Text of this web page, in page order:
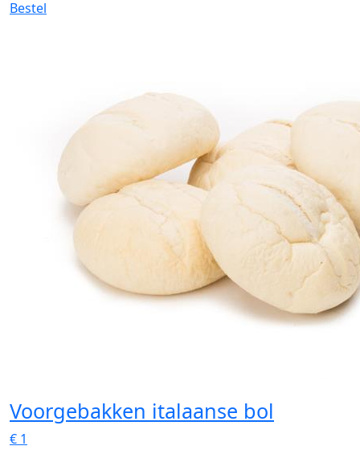
Bestel
Voorgebakken italaanse bol
€ 1